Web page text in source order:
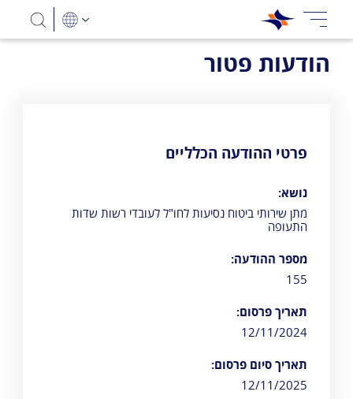
הודעות פטור
פרטי ההודעה הכלליים
נושא:
מתן שירותי ביטוח נסיעות לחו"ל לעובדי רשות שדות
התעופה
מספר ההודעה:
155
תאריך פרסום:
12/11/2024
תאריך סיום פרסום:
12/11/2025